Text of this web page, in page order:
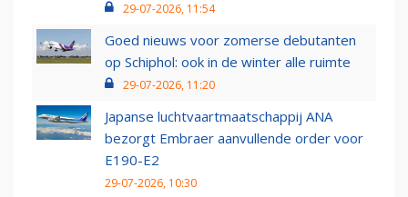
29-07-2026, 11:54
Goed nieuws voor zomerse debutanten
op Schiphol: ook in de winter alle ruimte
29-07-2026, 11:20
Japanse luchtvaartmaatschappij ANA
bezorgt Embraer aanvullende order voor
E190-E2
29-07-2026, 10:30